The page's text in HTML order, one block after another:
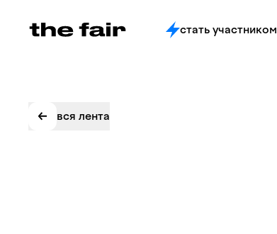
стать участником
вся лента